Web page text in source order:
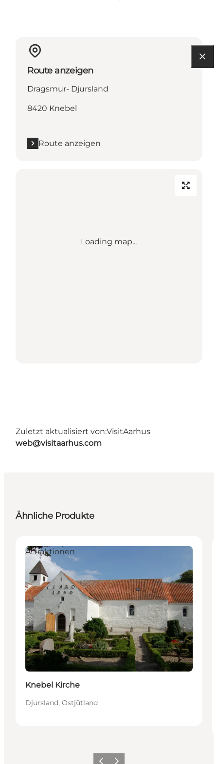
Route anzeigen
Dragsmur- Djursland
8420 Knebel
Route anzeigen
Loading map...
Zuletzt aktualisiert von:VisitAarhus
web@visitaarhus.com
Ähnliche Produkte
Attraktionen
Knebel Kirche
Djursland, Ostjütland